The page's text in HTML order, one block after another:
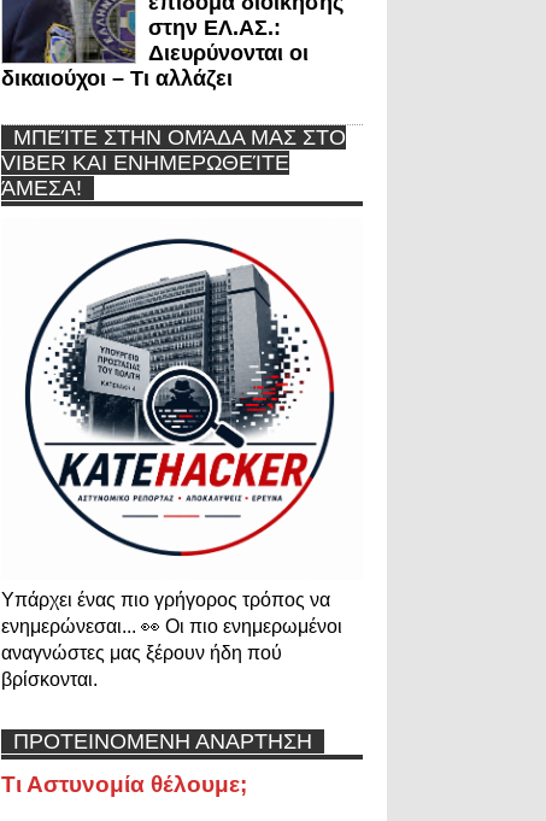
στην ΕΛ.ΑΣ.:
Διευρύνονται οι
δικαιούχοι – Τι αλλάζει
ΜΠΕΊΤΕ ΣΤΗΝ ΟΜΆΔΑ ΜΑΣ ΣΤΟ
VIBER ΚΑΙ ΕΝΗΜΕΡΩΘΕΊΤΕ
ΆΜΕΣΑ!
Υπάρχει ένας πιο γρήγορος τρόπος να
ενημερώνεσαι... 👀 Οι πιο ενημερωμένοι
αναγνώστες μας ξέρουν ήδη πού
βρίσκονται.
ΠΡΟΤΕΙΝΟΜΕΝΗ ΑΝΑΡΤΗΣΗ
Τι Αστυνομία θέλουμε;